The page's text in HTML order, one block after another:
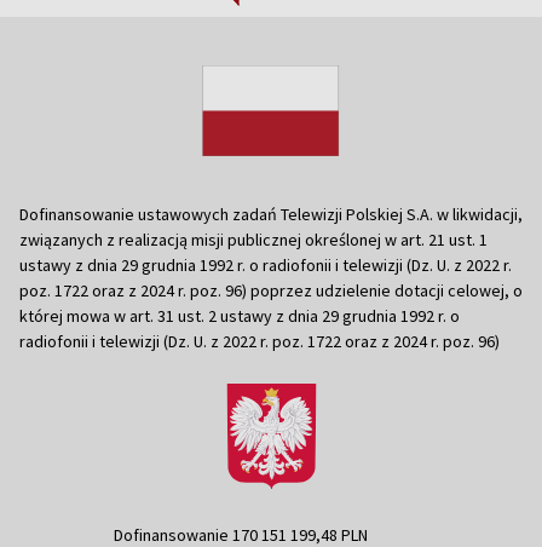
Dofinansowanie ustawowych zadań Telewizji Polskiej S.A. w likwidacji,
związanych z realizacją misji publicznej określonej w art. 21 ust. 1
ustawy z dnia 29 grudnia 1992 r. o radiofonii i telewizji (Dz. U. z 2022 r.
poz. 1722 oraz z 2024 r. poz. 96) poprzez udzielenie dotacji celowej, o
której mowa w art. 31 ust. 2 ustawy z dnia 29 grudnia 1992 r. o
radiofonii i telewizji (Dz. U. z 2022 r. poz. 1722 oraz z 2024 r. poz. 96)
Dofinansowanie 170 151 199,48 PLN